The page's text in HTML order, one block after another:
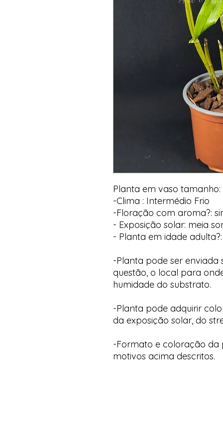
Planta em vaso tamanho:
-Clima : Intermédio Frio
-Floração com aroma?:
- Exposição solar: meia
- Planta em idade
-Planta pode ser
questão, o local para
humidade do substrato.
-Planta pode adquirir
da exposição solar, do
-Formato e coloração da
motivos acima descritos.